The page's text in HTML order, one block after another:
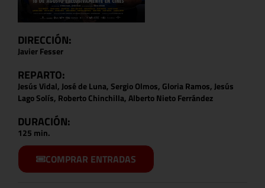
DIRECCIÓN:
Javier Fesser
REPARTO:
Jesús Vidal, José de Luna, Sergio Olmos, Gloria Ramos, Jesús
Lago Solís, Roberto Chinchilla, Alberto Nieto Ferrández
DURACIÓN:
125 min.
COMPRAR ENTRADAS